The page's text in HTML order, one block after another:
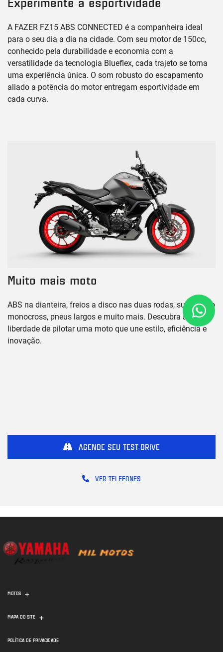
A FAZER FZ15 ABS CONNECTED é a companheira ideal
para o seu dia a dia na cidade. Com seu motor de 150cc,
conhecido pela durabilidade e economia com a
versatilidade da tecnologia Blueflex, cada trajeto se torna
uma experiência única. O som robusto do escapamento
aliado a potência do motor entregam esportividade em
cada curva.
Muito mais moto
ABS na dianteira, freios a disco nas duas rodas, suspensão
monocross, pneus largos e muito mais. Descubra a
liberdade de pilotar uma moto que une estilo, eficiência e
inovação.
VER TELEFONES
AGENDE SEU TEST-DRIVE
MOTOS
MAPA DO SITE
POLÍTICA DE PRIVACIDADE